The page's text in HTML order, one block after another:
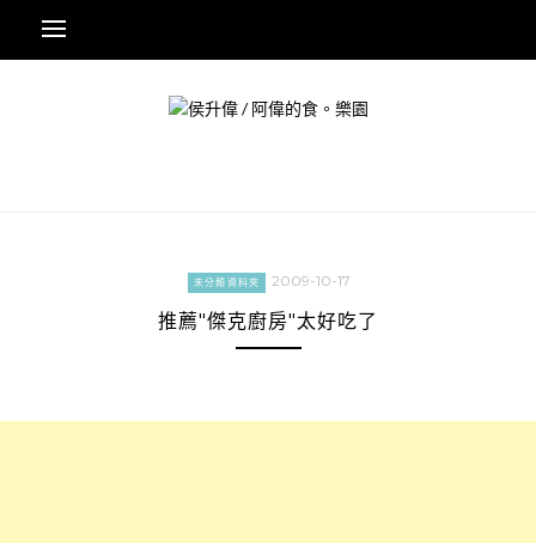
content
未分類資料夾 2009-10-17
推薦"傑克廚房"太好吃了